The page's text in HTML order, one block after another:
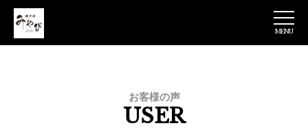
神戸牛みやび 日
MENU
お客様の声
USER